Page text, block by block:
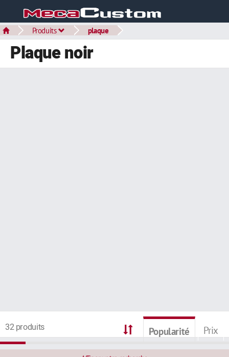
Produits plaque
Plaque noir
32 produits Popularité Prix